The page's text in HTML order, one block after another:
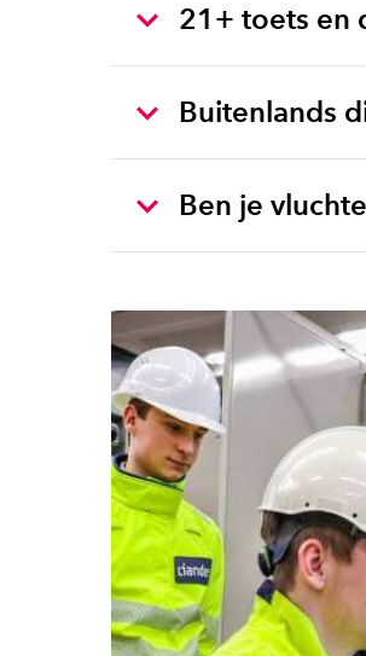
21+ toets en
Buitenlands
Ben je